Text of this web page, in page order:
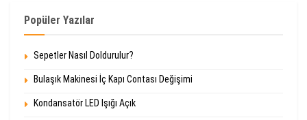
Popüler Yazılar
Sepetler Nasıl Doldurulur?
Bulaşık Makinesi İç Kapı Contası Değişimi
Kondansatör LED Işığı Açık